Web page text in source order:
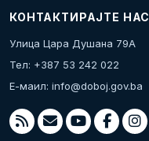
КОНТАКТИРАЈТЕ НАС
Улица Цара Душана 79А
Тел: +387 53 242 022
Е-маил: info@doboj.gov.ba